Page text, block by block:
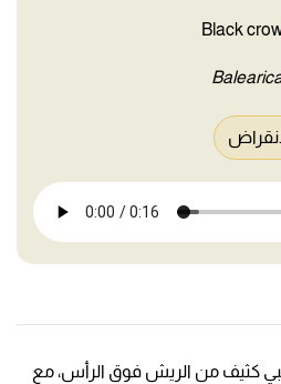
كثيف من الريش فوق الرأس، مع